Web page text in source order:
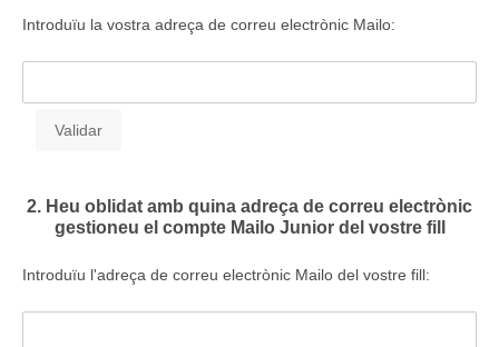
Introduïu la vostra adreça de correu electrònic Mailo:
2. Heu oblidat amb quina adreça de correu electrònic
gestioneu el compte Mailo Junior del vostre fill
Introduïu l'adreça de correu electrònic Mailo del vostre fill: